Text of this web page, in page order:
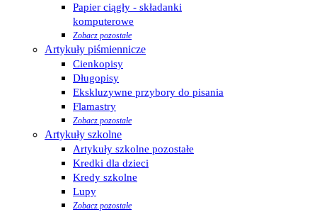
Papier ciągły - składanki
komputerowe
Zobacz pozostałe
Artykuły piśmiennicze
Cienkopisy
Długopisy
Ekskluzywne przybory do pisania
Flamastry
Zobacz pozostałe
Artykuły szkolne
Artykuły szkolne pozostałe
Kredki dla dzieci
Kredy szkolne
Lupy
Zobacz pozostałe